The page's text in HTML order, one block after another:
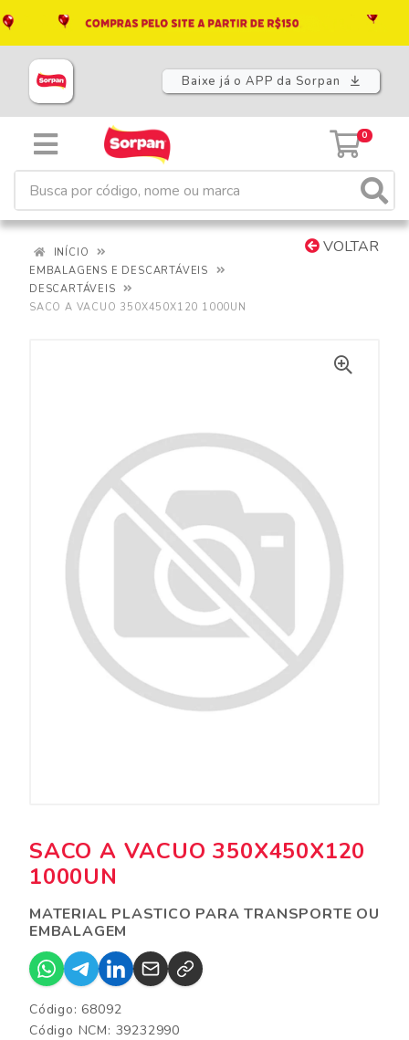
Baixe já o APP da Sorpan
0
VOLTAR
INÍCIO
EMBALAGENS E DESCARTÁVEIS
DESCARTÁVEIS
SACO A VACUO 350X450X120 1000UN
SACO A VACUO 350X450X120
1000UN
MATERIAL PLASTICO PARA TRANSPORTE OU
EMBALAGEM
Código: 68092
Código NCM: 39232990